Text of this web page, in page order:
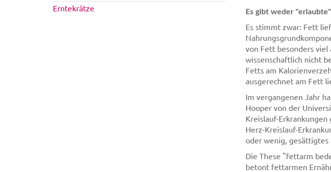
Erntekrätze Es gibt weder
Es stimmt zwar: Fett
von Fett besonders
wissenschaftlich nicht
Fetts am
ausgerechnet am Fett
Im vergangenen Jahr
Hooper von der
Kreislauf-
Herz-Kreislauf-
oder wenig,
Die These "fettarm
betont fettarmen